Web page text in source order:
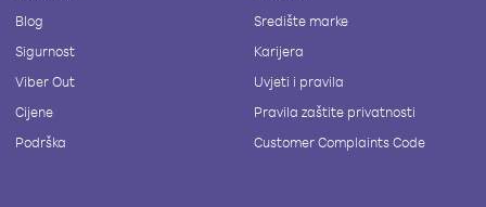
Blog
Sigurnost
Viber Out
Cijene
Podrška
Središte marke
Karijera
Uvjeti i pravila
Pravila zaštite privatnosti
Customer Complaints Code